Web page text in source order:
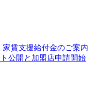
賃支援給付金のご案内
ト公開と加盟店申請開始